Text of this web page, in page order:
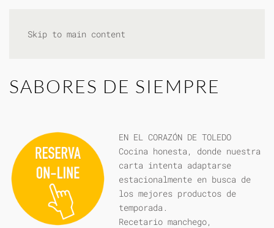
Skip to main content
SABORES DE SIEMPRE
EN EL CORAZÓN DE TOLEDO
Cocina honesta, donde nuestra
carta intenta adaptarse
estacionalmente en busca de
los mejores productos de
temporada.
Recetario manchego,